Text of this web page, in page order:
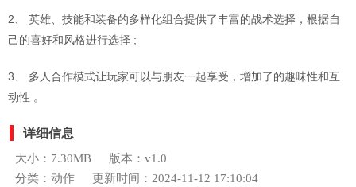
2、 英雄、技能和装备的多样化组合提供了丰富的战术选择，根据自
己的喜好和风格进行选择 ;
3、 多人合作模式让玩家可以与朋友一起享受，增加了的趣味性和互
动性 。
详细信息
大小：7.30MB
版本：v1.0
分类：动作
更新时间：2024-11-12 17:10:04